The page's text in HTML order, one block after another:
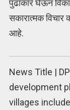
पुढाकार घेऊन
सकारात्मक विचार
आहे.
News Title |
development
villages